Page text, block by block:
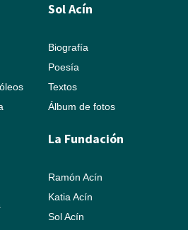
Sol Acín
Biografía
Poesía
Textos
Álbum de fotos
La Fundación
Ramón Acín
Katia Acín
Sol Acín